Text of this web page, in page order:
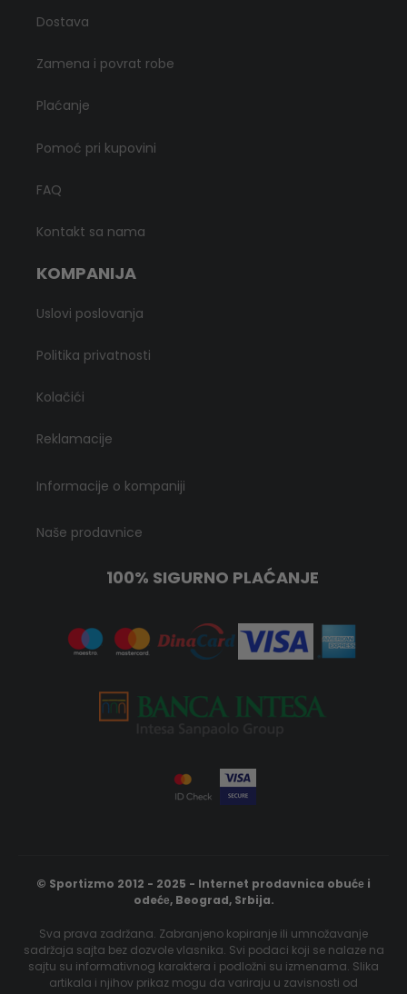
Dostava
Zamena i povrat robe
Plaćanje
Pomoć pri kupovini
FAQ
Kontakt sa nama
KOMPANIJA
Uslovi poslovanja
Politika privatnosti
Kolačići
Reklamacije
Informacije o kompaniji
Naše prodavnice
100% SIGURNO PLAĆANJE
© Sportizmo 2012 - 2025 - Internet prodavnica obućе i
odećе, Beograd, Srbija.
Sva prava zadržana. Zabranjeno kopiranje ili umnožavanje
sadržaja sajta bez dozvole vlasnika. Svi podaci koji se nalaze na
sajtu su informativnog karaktera i podložni su izmenama. Slika
artikala i njihov prikaz mogu da variraju u zavisnosti od